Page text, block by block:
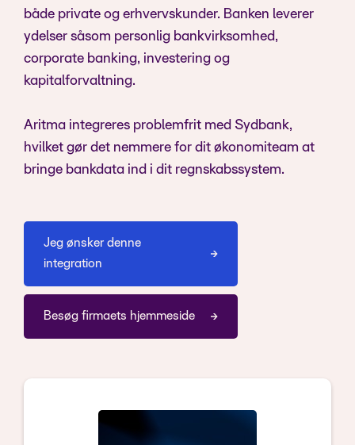
både private og erhvervskunder. Banken leverer
ydelser såsom personlig bankvirksomhed,
corporate banking, investering og
kapitalforvaltning.
Aritma integreres problemfrit med Sydbank,
hvilket gør det nemmere for dit økonomiteam at
bringe bankdata ind i dit regnskabssystem.
Jeg ønsker denne
integration
Besøg firmaets hjemmeside